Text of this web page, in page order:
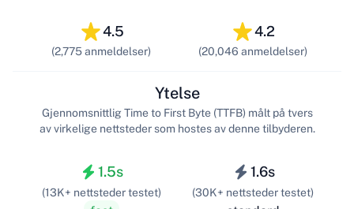
4.5
(2,775 anmeldelser)
4.2
(20,046 anmeldelser)
1.5s
(13K+ nettsteder testet)
Ytelse
Gjennomsnittlig Time to First Byte (TTFB) målt på tvers
av virkelige nettsteder som hostes av denne tilbyderen.
1.6s
(30K+ nettsteder testet)